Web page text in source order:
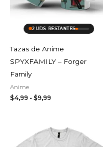
2 UDS. RESTANTES
Tazas de Anime
SPYXFAMILY – Forger
Family
Anime
$4,99 - $9,99